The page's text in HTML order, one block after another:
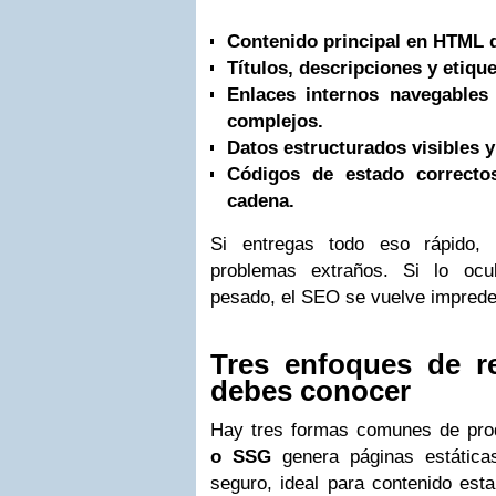
Contenido principal en HTML
Títulos, descripciones y
Enlaces internos
complejos.
Datos estructurados visibles
Códigos de estado
cadena.
Si entregas todo eso rápido,
problemas extraños. Si lo
pesado, el SEO se vuelve
Tres enfoques de
debes conocer
Hay tres formas comunes de
o SSGgenera páginas
seguro, ideal para contenido